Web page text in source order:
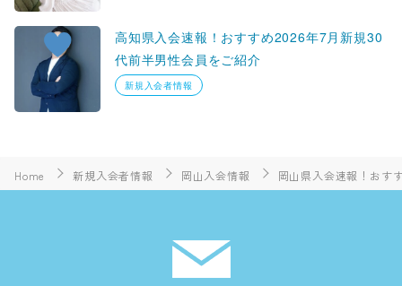
高知県入会速報！おすすめ2026年7月新規30
代前半男性会員をご紹介
新規入会者情報
Home 新規入会者情報 岡山入会情報 岡山県入会速報！おす